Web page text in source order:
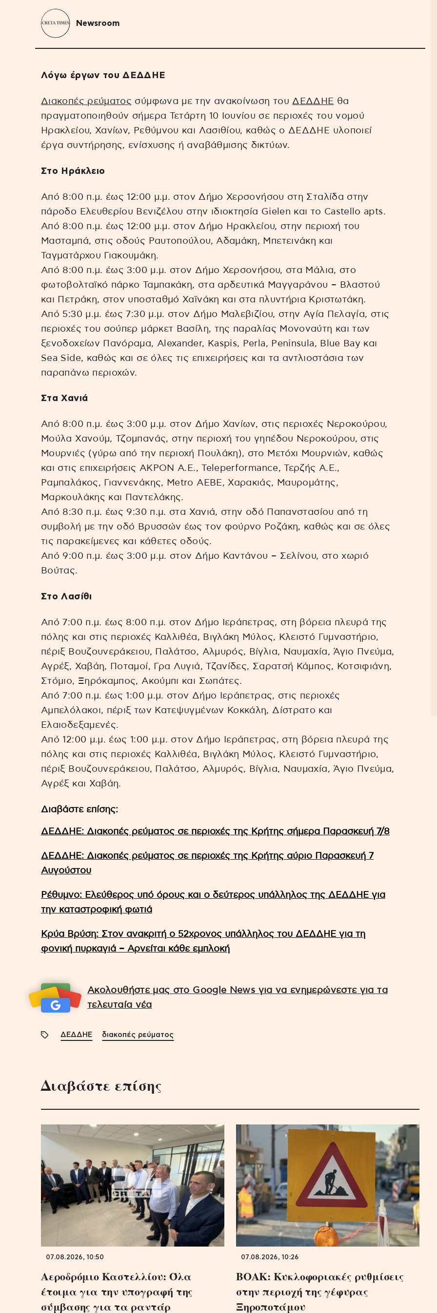
Newsroom
Λόγω έργων του ΔΕΔΔΗΕ
Διακοπές ρεύματος σύμφωνα με την ανακοίνωση τουΔΕΔΔΗΕ θα
πραγματοποιηθούν σήμερα Τετάρτη 10 Ιουνίου σε περιοχές του νομού
Ηρακλείου, Χανίων, Ρεθύμνου και Λασιθίου, καθώς ο ΔΕΔΔΗΕ υλοποιεί
έργα συντήρησης, ενίσχυσης ή αναβάθμισης δικτύων.
Στο Ηράκλειο
Από 8:00 π.μ. έως 12:00 μ.μ. στον Δήμο Χερσονήσου στη Σταλίδα στην
πάροδο Ελευθερίου Βενιζέλου στην ιδιοκτησία Gielen και το Castello apts.
Από 8:00 π.μ. έως 12:00 μ.μ. στον Δήμο Ηρακλείου, στην περιοχή του
Μασταμπά, στις οδούς Ραυτοπούλου, Αδαμάκη, Μπετεινάκη και
Ταγματάρχου Γιακουμάκη.
Από 8:00 π.μ. έως 3:00 μ.μ. στον Δήμο Χερσονήσου, στα Μάλια, στο
φωτοβολταϊκό πάρκο Ταμπακάκη, στα αρδευτικά Μαγγαράνου – Βλαστού
και Πετράκη, στον υποσταθμό Χαϊνάκη και στα πλυντήρια Κριστωτάκη.
Από 5:30 μ.μ. έως 7:30 μ.μ. στον Δήμο Μαλεβιζίου, στην Αγία Πελαγία, στις
περιοχές του σούπερ μάρκετ Βασίλη, της παραλίας Μονοναύτη και των
ξενοδοχείων Πανόραμα, Alexander, Kaspis, Perla, Peninsula, Blue Bay και
Sea Side, καθώς και σε όλες τις επιχειρήσεις και τα αντλιοστάσια των
παραπάνω περιοχών.
Στα Χανιά
Από 8:00 π.μ. έως 3:00 μ.μ. στον Δήμο Χανίων, στις περιοχές Νεροκούρου,
Μούλα Χανούμ, Τζομπανάς, στην περιοχή του γηπέδου Νεροκούρου, στις
Μουρνιές (γύρω από την περιοχή Πουλάκη), στο Μετόχι Μουρνιών, καθώς
και στις επιχειρήσεις ΑΚΡΟΝ Α.Ε., Teleperformance, Τερζής Α.Ε.,
Ραμπαλάκος, Γιαννενάκης, Metro ΑΕΒΕ, Χαρακιάς, Μαυρομάτης,
Μαρκουλάκης και Παντελάκης.
Από 8:30 π.μ. έως 9:30 π.μ. στα Χανιά, στην οδό Παπανστασίου από τη
συμβολή με την οδό Βρυσσών έως τον φούρνο Ροζάκη, καθώς και σε όλες
τις παρακείμενες και κάθετες οδούς.
Από 9:00 π.μ. έως 3:00 μ.μ. στον Δήμο Καντάνου – Σελίνου, στο χωριό
Βούτας.
Στο Λασίθι
Από 7:00 π.μ. έως 8:00 π.μ. στον Δήμο Ιεράπετρας, στη βόρεια πλευρά της
πόλης και στις περιοχές Καλλιθέα, Βιγλάκη Μύλος, Κλειστό Γυμναστήριο,
πέριξ Βουζουνεράκειου, Παλάτσο, Αλμυρός, Βίγλια, Ναυμαχία, Άγιο Πνεύμα,
Αγρέξ, Χαβάη, Ποταμοί, Γρα Λυγιά, Τζανίδες, Σαρατσή Κάμπος, Κοτσιφιάνη,
Στόμιο, Ξηρόκαμπος, Ακούμπι και Σωπάτες.
Από 7:00 π.μ. έως 1:00 μ.μ. στον Δήμο Ιεράπετρας, στις περιοχές
Αμπελόλακοι, πέριξ των Κατεψυγμένων Κοκκάλη, Δίστρατο και
Ελαιοδεξαμενές.
Από 12:00 μ.μ. έως 1:00 μ.μ. στον Δήμο Ιεράπετρας, στη βόρεια πλευρά της
πόλης και στις περιοχές Καλλιθέα, Βιγλάκη Μύλος, Κλειστό Γυμναστήριο,
πέριξ Βουζουνεράκειου, Παλάτσο, Αλμυρός, Βίγλια, Ναυμαχία, Άγιο Πνεύμα,
Αγρέξ και Χαβάη.
Διαβάστε επίσης:
ΔΕΔΔΗΕ: Διακοπές ρεύματος σε περιοχές της Κρήτης σήμερα Παρασκευή 7/8
ΔΕΔΔΗΕ: Διακοπές ρεύματος σε περιοχές της Κρήτης αύριο Παρασκευή 7
Αυγούστου
Ρέθυμνο: Ελεύθερος υπό όρους και ο δεύτερος υπάλληλος της ΔΕΔΔΗΕ για
την καταστροφική φωτιά
Κρύα Βρύση: Στον ανακριτή ο 52χρονος υπάλληλος του ΔΕΔΔΗΕ για τη
φονική πυρκαγιά – Αρνείται κάθε εμπλοκή
Ακολουθήστε μας στο Google News για να ενημερώνεστε για τα
τελευταία νέα
ΔΕΔΔΗΕ διακοπές ρεύματος
Διαβάστε επίσης
07.08.2026, 10:50
Αεροδρόμιο Καστελλίου: Όλα
έτοιμα για την υπογραφή της
σύμβασης για τα ραντάρ
07.08.2026, 10:26
ΒΟΑΚ: Κυκλοφοριακές ρυθμίσεις
στην περιοχή της γέφυρας
Ξηροποτάμου